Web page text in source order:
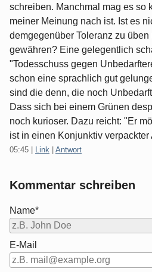
schreiben. Manchmal mag es so
meiner Meinung nach ist. Ist es
demgegenüber Toleranz zu
gewähren? Eine gelegentlich
"Todesschuss gegen
schon eine sprachlich gut
sind die denn, die noch
Dass sich bei einem Grünen
noch kurioser. Dazu reicht: "Er
ist in einen Konjunktiv
05:45 Link Antwort
Kommentar schreiben
Name*
E-Mail